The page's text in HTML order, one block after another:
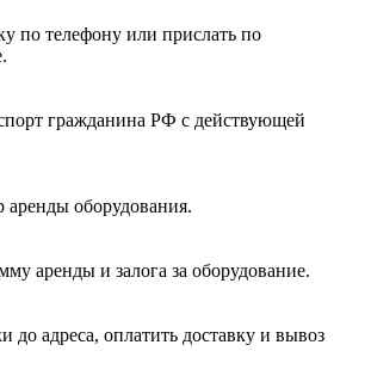
по телефону или прислать по
гражданина РФ с действующей
аренды оборудования.
аренды и залога за оборудование.
до адреса, оплатить доставку и вывоз